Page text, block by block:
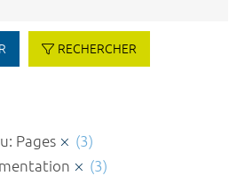
RECHERCHER
Pages
(3)
(3)